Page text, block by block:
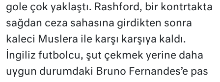
gole çok yaklaştı. Rashford, bir kontrtakta
sağdan ceza sahasına girdikten sonra
kaleci Muslera ile karşı karşıya kaldı.
İngiliz futbolcu, şut çekmek yerine daha
uygun durumdaki Bruno Fernandes’e pas